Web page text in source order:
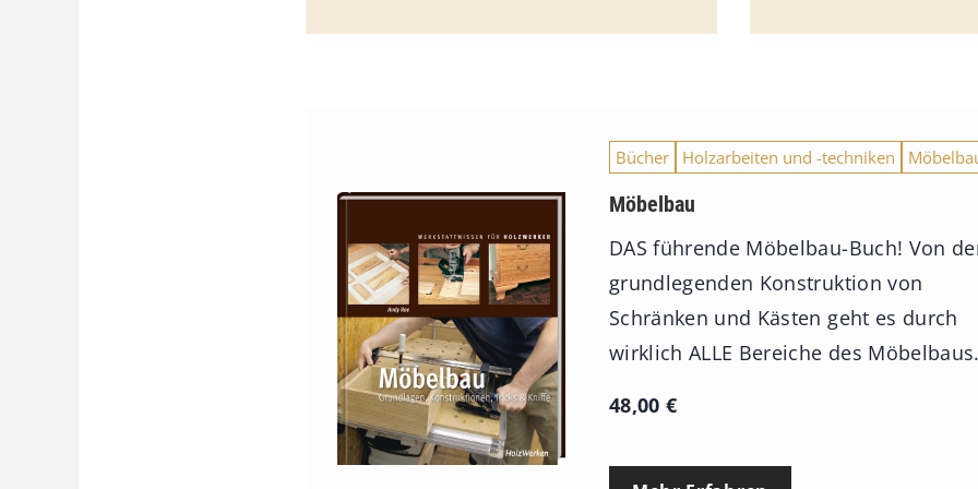
Bücher Holzarbeiten und -techniken
Möbelbau
DAS führende Möbelbau-Buch! Von
grundlegenden Konstruktion von
Schränken und Kästen geht es durch
wirklich ALLE Bereiche des Möbelbaus.
48,00 €